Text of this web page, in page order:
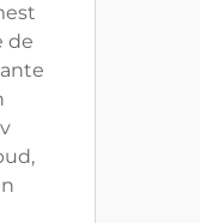
de